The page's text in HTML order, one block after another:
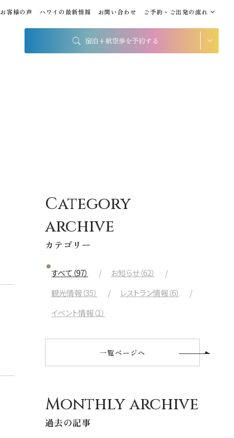
お客様の声 ハワイの最新情報 お問い合わせ ご予約・ご出発の流れ
宿泊+航空券を予約する
航空会社
出発日
2026年9月01日(火)
大人
Category
archive
カテゴリー
すべて（97）
お知らせ（62）
観光情報（35）
レストラン情報（6）
イベント情報（1）
一覧ページへ
Monthly archive
過去の記事